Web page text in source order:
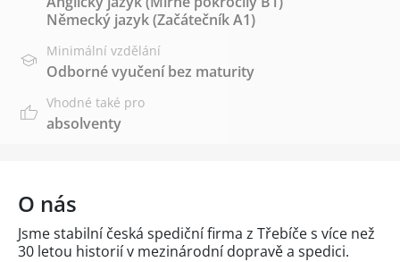
Německý jazyk(Začátečník A1)
Minimální vzdělání
Odborné vyučení bez maturity
Vhodné také pro
absolventy
O nás
Jsme stabilní česká spediční firma z Třebíče s více než
30 letou historií v mezinárodní dopravě a spedici.